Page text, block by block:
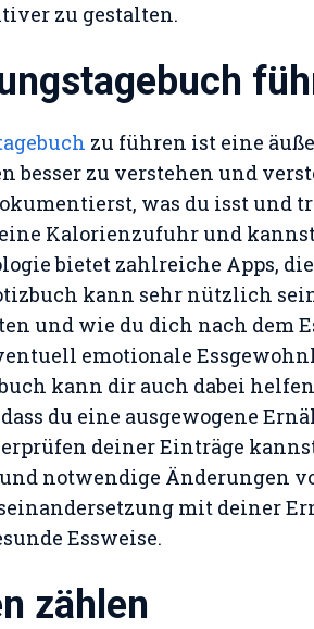
zu gestalten.
zu führen ist eine
besser zu verstehen und
was du isst und
Kalorienzufuhr und
bietet zahlreiche Apps,
kann sehr nützlich
und wie du dich nach dem
emotionale
kann dir auch dabei
du eine ausgewogene
deiner Einträge
notwendige Änderungen
mit deiner
Essweise.
zählen